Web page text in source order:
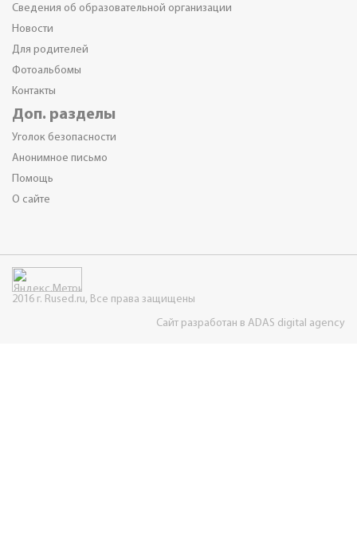
Сведения об образовательной организации
Новости
Для родителей
Фотоальбомы
Контакты
Доп. разделы
Уголок безопасности
Анонимное письмо
Помощь
О сайте
2016 г. Rused.ru, Все права защищены
Сайт разработан в ADAS digital agency